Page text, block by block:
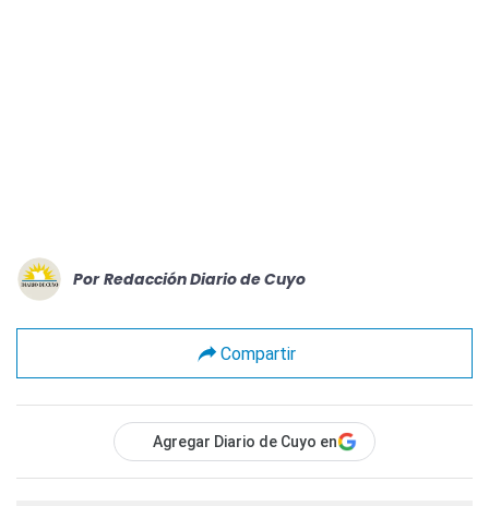
Por Redacción Diario de Cuyo
Compartir
Agregar Diario de Cuyo en